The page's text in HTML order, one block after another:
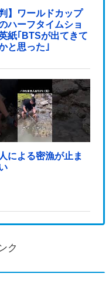
判】ワールドカップ
ハーフタイムショ
紙｢BTSが出てきて
と思った｣
による密漁が止ま
ク